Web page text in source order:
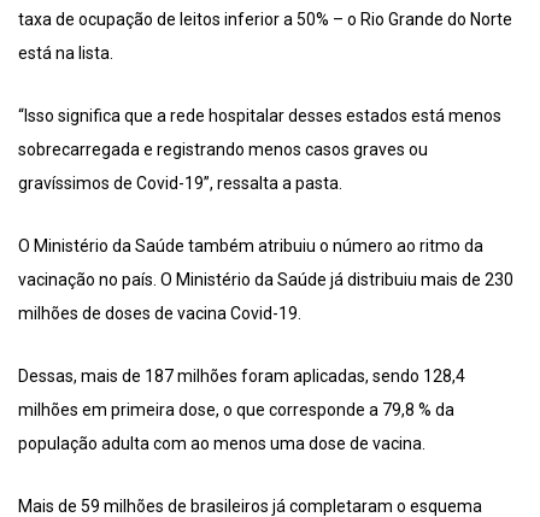
taxa de ocupação de leitos inferior a 50% – o Rio Grande do Norte
está na lista.
“Isso significa que a rede hospitalar desses estados está menos
sobrecarregada e registrando menos casos graves ou
gravíssimos de Covid-19”, ressalta a pasta.
O Ministério da Saúde também atribuiu o número ao ritmo da
vacinação no país. O Ministério da Saúde já distribuiu mais de 230
milhões de doses de vacina Covid-19.
Dessas, mais de 187 milhões foram aplicadas, sendo 128,4
milhões em primeira dose, o que corresponde a 79,8 % da
população adulta com ao menos uma dose de vacina.
Mais de 59 milhões de brasileiros já completaram o esquema